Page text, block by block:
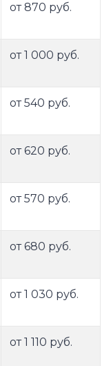
от 870 руб.
от 1 000 руб.
от 540 руб.
от 620 руб.
от 570 руб.
от 680 руб.
от 1 030 руб.
от 1 110 руб.